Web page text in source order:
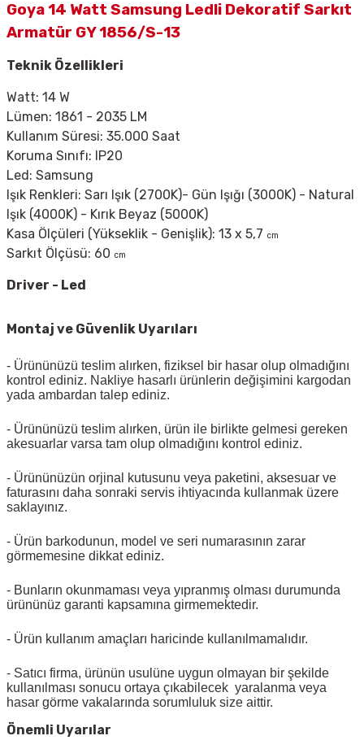
Goya 14 Watt Samsung Ledli Dekoratif Sarkıt
Armatür GY 1856/S-13
Teknik Özellikleri
Watt: 14 W
Lümen: 1861 - 2035 LM
Kullanım Süresi: 35.000 Saat
Koruma Sınıfı: IP20
Led: Samsung
Işık Renkleri: Sarı Işık (2700K)- Gün Işığı (3000K) - Natural
Işık (4000K) - Kırık Beyaz (5000K)
Kasa Ölçüleri (Yükseklik - Genişlik): 13 x 5,7 cm
Sarkıt Ölçüsü: 60 cm
Driver - Led
Montaj ve Güvenlik Uyarıları
- Ürününüzü teslim alırken, fiziksel bir hasar olup olmadığını
kontrol ediniz. Nakliye hasarlı ürünlerin değişimini kargodan
yada ambardan talep ediniz.
- Ürününüzü teslim alırken, ürün ile birlikte gelmesi gereken
akesuarlar varsa tam olup olmadığını kontrol ediniz.
- Ürününüzün orjinal kutusunu veya paketini, aksesuar ve
faturasını daha sonraki servis ihtiyacında kullanmak üzere
saklayınız.
- Ürün barkodunun, model ve seri numarasının zarar
görmemesine dikkat ediniz.
- Bunların okunmaması veya yıpranmış olması durumunda
ürününüz garanti kapsamına girmemektedir.
- Ürün kullanım amaçları haricinde kullanılmamalıdır.
- Satıcı firma, ürünün usulüne uygun olmayan bir şekilde
kullanılması sonucu ortaya çıkabilecek yaralanma veya
hasar görme vakalarında sorumluluk size aittir.
Önemli Uyarılar